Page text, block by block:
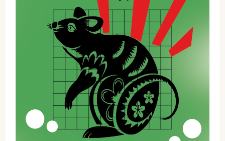
Asiatique